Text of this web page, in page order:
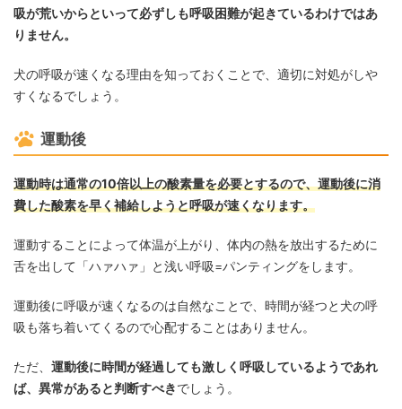
吸が荒いからといって必ずしも呼吸困難が起きているわけではあ
りません。
犬の呼吸が速くなる理由を知っておくことで、適切に対処がしや
すくなるでしょう。
運動後
運動時は通常の10倍以上の酸素量を必要とするので、運動後に消
費した酸素を早く補給しようと呼吸が速くなります。
運動することによって体温が上がり、体内の熱を放出するために
舌を出して「ハァハァ」と浅い呼吸=パンティングをします。
運動後に呼吸が速くなるのは自然なことで、時間が経つと犬の呼
吸も落ち着いてくるので心配することはありません。
ただ、 運動後に時間が経過しても激しく呼吸しているようであれ
ば、異常があると判断すべきでしょう。